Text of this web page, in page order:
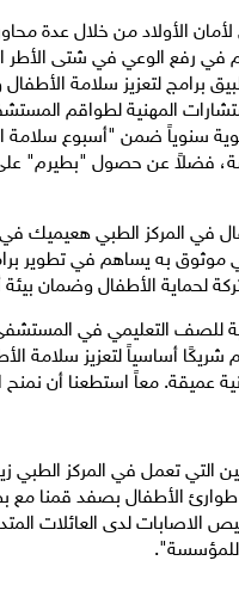
الأولاد من خلال عدة
في رفع الوعي في شتى الأطر
برامج لتعزيز سلامة الأطفال
المهنية لطواقم
لأكثر من 100 فعالية توعوية
فضلاً عن حصول "بطيرم" على
في المركز الطبي هعيميك
به يساهم في تطوير
لحماية الأطفال وضمان بيئة
للصف التعليمي في
عامًا، كانت بطيرم شريكًا أساسياً
عميقة. معاً استطعنا أن
التي تعمل في المركز
الأطفال بصفد قمنا
الاصابات لدى العائلات